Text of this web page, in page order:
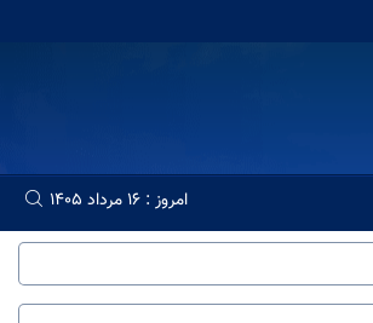
امروز : 16 مرداد 1405